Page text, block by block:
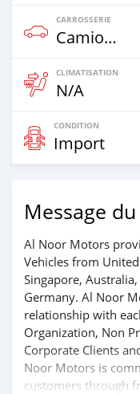
CARROSSERIE
Camion‒Bus
CLIMATISATION
N/A
CONDITION
Import
Message
Al Noor Motors
Vehicles from
Singapore,
Germany. Al Noor
relationship with
Organization, Non
Corporate Clients
Noor Motors is
customers through